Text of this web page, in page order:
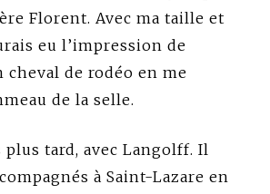
Florent. Avec ma taille et
eu l’impression de
de rodéo en me
de la selle.
plus tard, avec Langolff. Il
à Saint-Lazare en